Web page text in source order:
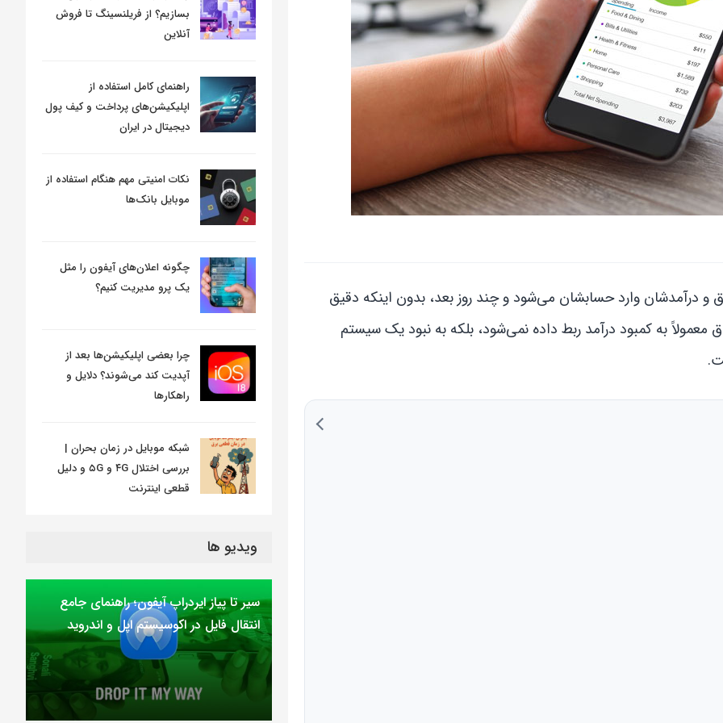
درآمدشان وارد حسابشان می‌شود و چند روز بعد، بدون اینکه دقیق
به کمبود درآمد ربط داده نمی‌شود، بلکه به نبود یک سیستم
بسازیم؟ از فریلنسینگ تا فروش
آنلاین
راهنمای کامل استفاده از
اپلیکیشن‌های پرداخت و کیف پول
دیجیتال در ایران
نکات امنیتی مهم هنگام استفاده از
موبایل بانک‌ها
چگونه اعلان‌های آیفون را مثل
یک پرو مدیریت کنیم؟
چرا بعضی اپلیکیشن‌ها بعد از
آپدیت کند می‌شوند؟ دلایل و
راهکارها
شبکه موبایل در زمان بحران |
بررسی اختلال ۴G و ۵G و دلیل
قطعی اینترنت
ویدیو ها
سیر تا پیاز ایردراپ آیفون؛ راهنمای جامع
انتقال فایل در اکوسیستم اپل و اندروید